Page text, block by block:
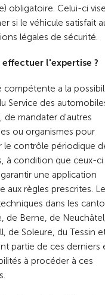
obligatoire. Celui-ci
si le véhicule satisfait
légales de sécurité.
effectuer l'expertise ?
compétente a la
Service des
de mandater d'autres
ou organismes pour
le contrôle périodique
à condition que ceux-ci
une application
aux règles prescrites.
dans les
de Berne, de
de Soleure, du Tessin
partie de ces derniers
à procéder à ces